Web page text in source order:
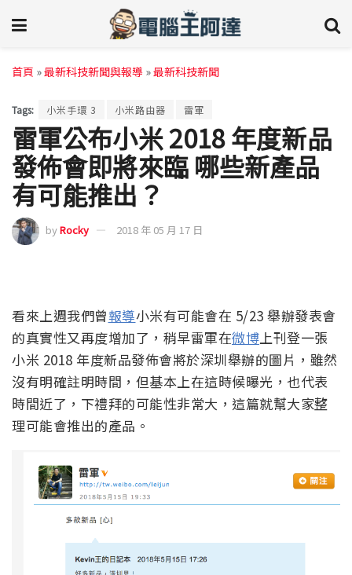
首頁 »最新科技新聞與報導 »最新科技新聞
Tags: 小米手環 3 小米路由器 雷軍
雷軍公布小米 2018 年度新品
發佈會即將來臨 哪些新產品
有可能推出？
byRocky 2018 年 05 月 17 日
看來上週我們曾報導小米有可能會在 5/23 舉辦發表會
的真實性又再度增加了，稍早雷軍在微博上刊登一張
小米 2018 年度新品發佈會將於深圳舉辦的圖片，雖然
沒有明確註明時間，但基本上在這時候曝光，也代表
時間近了，下禮拜的可能性非常大，這篇就幫大家整
理可能會推出的產品。